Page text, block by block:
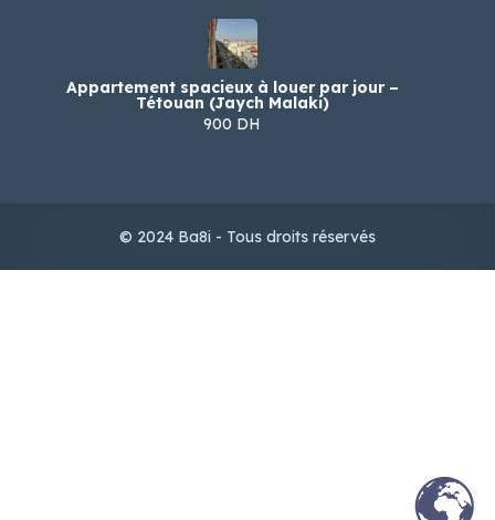
Appartement spacieux à louer par jour –
Tétouan (Jaych Malaki)
900 DH
© 2024 Ba8i - Tous droits réservés